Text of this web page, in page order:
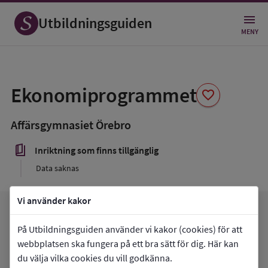
Vi använder kakor
På Utbildningsguiden använder vi kakor (cookies) för att
webbplatsen ska fungera på ett bra sätt för dig. Här kan
du välja vilka cookies du vill godkänna.
Utbildningsguiden MENY
Ekonomiprogrammet favorite
som
favorit
Affärsgymnasiet Örebro
book_5 Inriktning som finns tillgänglig
Data saknas
Gå tillAffärsgymnasiet Örebroarrow_forward
Mina favoriterfavorite